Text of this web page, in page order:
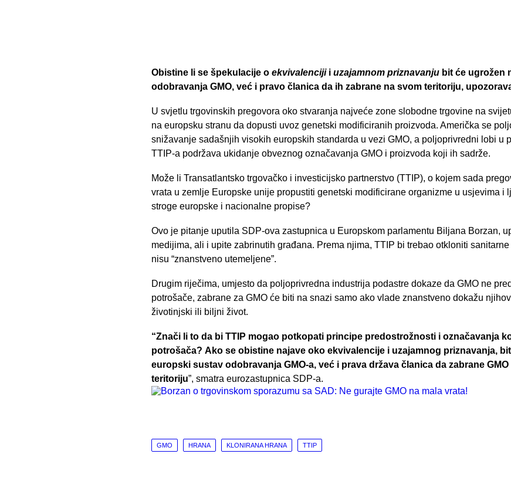
Obistine li se špekulacije o ekvivalencijii uzajamnom priznavanju bit će ugrožen
odobravanja GMO, već i pravo članica da ih zabrane na svom teritoriju,
U svjetlu trgovinskih pregovora oko stvaranja najveće zone slobodne trgovine na
na europsku stranu da dopusti uvoz genetski modificiranih proizvoda. Američka se
snižavanje sadašnjih visokih europskih standarda u vezi GMO, a poljoprivredni lobi u
TTIP-a podržava ukidanje obveznog označavanja GMO i proizvoda koji ih sadrže.
Može li Transatlantsko trgovačko i investicijsko partnerstvo (TTIP), o kojem sada
vrata u zemlje Europske unije propustiti genetski modificirane organizme u usjevima i
stroge europske i nacionalne propise?
Ovo je pitanje uputila SDP-ova zastupnica u Europskom parlamentu Biljana Borzan,
medijima, ali i upite zabrinutih građana. Prema njima, TTIP bi trebao otkloniti
nisu “znanstveno utemeljene”.
Drugim riječima, umjesto da poljoprivredna industrija podastre dokaze da GMO ne
potrošače, zabrane za GMO će biti na snazi samo ako vlade znanstveno dokažu
životinjski ili biljni život.
“Znači li to da bi TTIP mogao potkopati principe predostrožnosti i označavanja
potrošača? Ako se obistine najave oko ekvivalencije i uzajamnog priznavanja,
europski sustav odobravanja GMO-a, već i prava država članica da zabrane
teritoriju”, smatra eurozastupnica SDP-a.
GMO HRANA KLONIRANA HRANA TTIP